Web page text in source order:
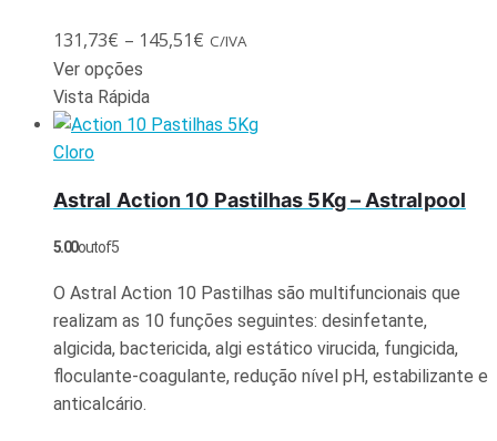
131,73€ – 145,51€ C/IVA
Ver opções
Vista Rápida
Cloro
Astral Action 10 Pastilhas 5Kg – Astralpool
5.00out of 5
O Astral Action 10 Pastilhas são multifuncionais que
realizam as 10 funções seguintes: desinfetante,
algicida, bactericida, algi estático virucida, fungicida,
floculante-coagulante, redução nível pH, estabilizante e
anticalcário.